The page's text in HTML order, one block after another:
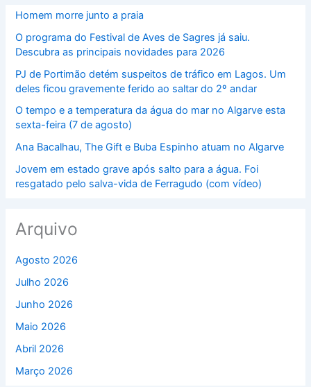
Homem morre junto a praia
O programa do Festival de Aves de Sagres já saiu.
Descubra as principais novidades para 2026
PJ de Portimão detém suspeitos de tráfico em Lagos. Um
deles ficou gravemente ferido ao saltar do 2º andar
O tempo e a temperatura da água do mar no Algarve esta
sexta-feira (7 de agosto)
Ana Bacalhau, The Gift e Buba Espinho atuam no Algarve
Jovem em estado grave após salto para a água. Foi
resgatado pelo salva-vida de Ferragudo (com vídeo)
Arquivo
Agosto 2026
Julho 2026
Junho 2026
Maio 2026
Abril 2026
Março 2026